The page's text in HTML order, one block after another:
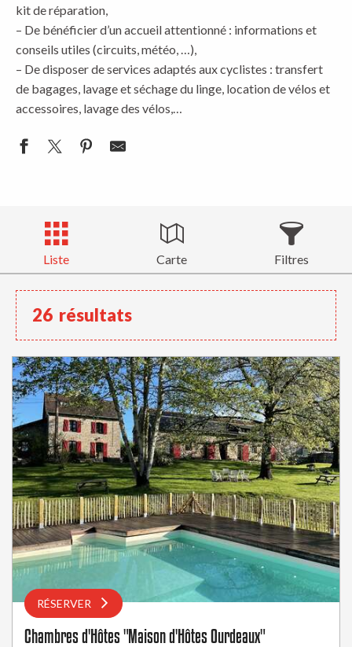
kit de réparation,
– De bénéficier d’un accueil attentionné : informations et
conseils utiles (circuits, météo, …),
– De disposer de services adaptés aux cyclistes : transfert
de bagages, lavage et séchage du linge, location de vélos et
accessoires, lavage des vélos,…
Liste Carte Filtres
26 résultats
RÉSERVER
Chambres d'Hôtes "Maison d'Hôtes Ourdeaux"